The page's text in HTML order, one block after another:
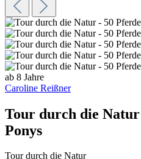
ab 8 Jahre
Caroline Reißner
Tour durch die
Ponys
Tour durch die Natur